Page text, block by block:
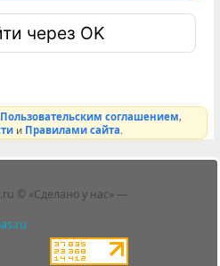
через OK
Пользовательским соглашением,
и Правилами сайта
© «Сделано у нас» —